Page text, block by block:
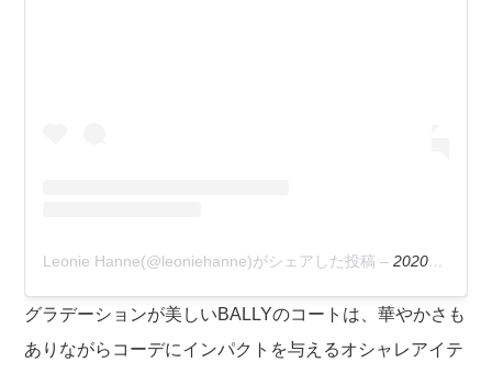
Leonie Hanne(@leoniehanne)がシェアした投稿 –2020年 2月月24日午前7時08分PST
グラデーションが美しいBALLYのコートは、華やかさも
ありながらコーデにインパクトを与えるオシャレアイテ